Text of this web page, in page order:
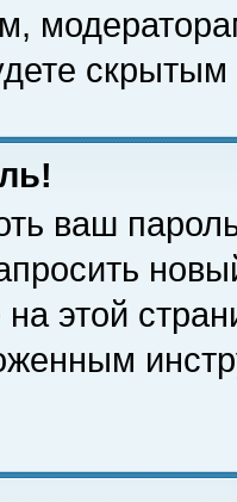
скрытым
ваш
этой